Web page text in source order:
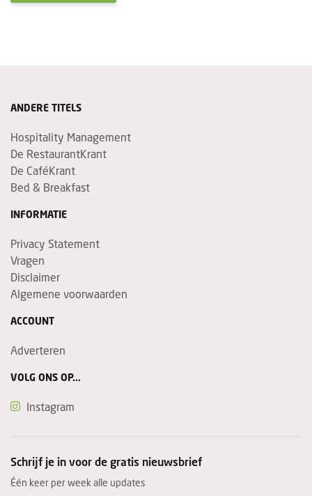
ANDERE TITELS
Hospitality Management
De RestaurantKrant
De CaféKrant
Bed & Breakfast
INFORMATIE
Privacy Statement
Vragen
Disclaimer
Algemene voorwaarden
ACCOUNT
Adverteren
VOLG ONS OP...
Instagram
Schrijf je in voor de gratis nieuwsbrief
Één keer per week alle updates